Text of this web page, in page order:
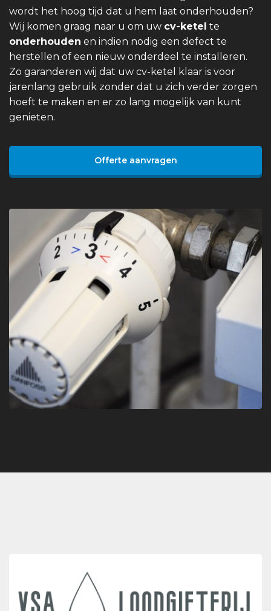
wordt het hoog tijd dat u hem laat onderhouden?
Wij komen graag naar u om uw cv-ketel te
onderhouden en indien nodig een defect te
herstellen of een nieuw onderdeel te installeren.
Zo garanderen wij dat uw cv-ketel klaar is voor
jarenlang gebruik zonder dat u zich verder zorgen
hoeft te maken en er zo lang mogelijk van kunt
genieten.
Offerte aanvragen